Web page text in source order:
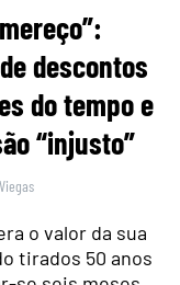
descontos
do tempo e
“injusto”
o valor da sua
tirados 50 anos